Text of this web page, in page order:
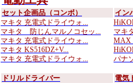
セット企画品（コンボ）
マキタ 充電式ドライウォ...
マキタ 防じんマルノコセッ...
マキタ 充電式ドライウォ...
マキタ KS516DZ+V...
マキタ 充電式ドライウォ...
イン
マキ
MAX
パナ
ドリルドライバー
電気